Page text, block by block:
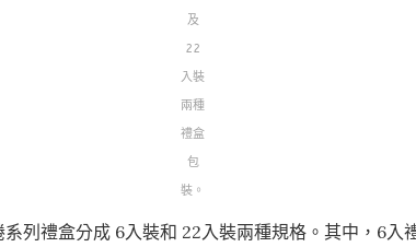
及
22
入裝
兩種
禮盒
包
裝。
列禮盒分成 6入裝和 22入裝兩種規格。其中，6入